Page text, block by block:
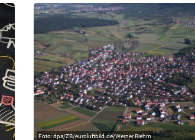
dpa/ZB/euroluftbild.de/Werner Riehm